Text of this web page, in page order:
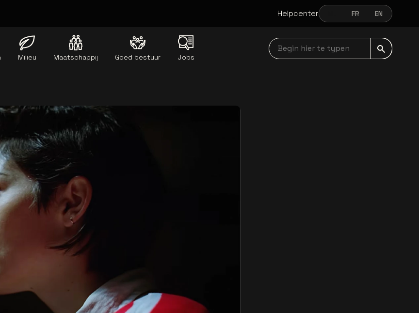
Helpcenter NEDERLANDSFRANÇAIS
FR ENGLISH
EN
Milieu Maatschappij Goed bestuur Jobs
Begin hier te typen navbar